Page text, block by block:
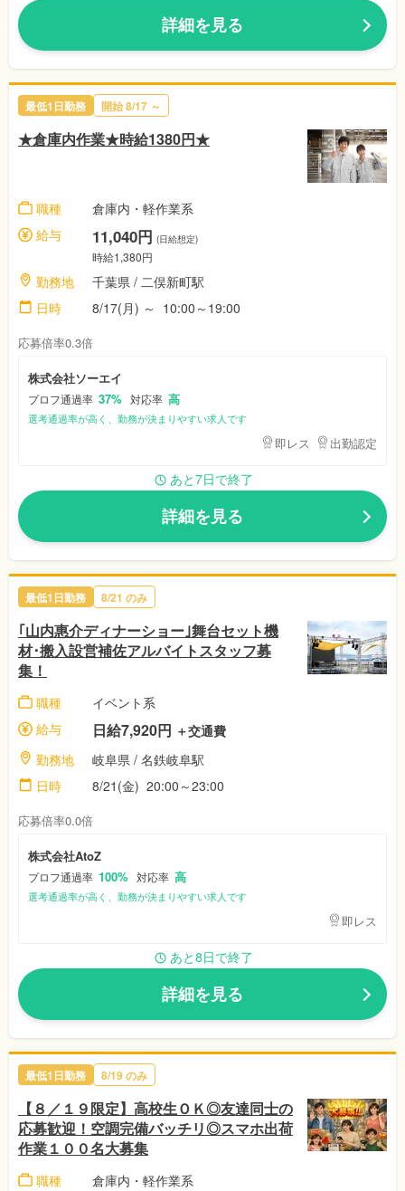
詳細を見る
最低1日勤務 開始8/17 ～
★倉庫内作業★時給1380円★
職種
倉庫内・軽作業系
給与
11,040円 (日給想定)
時給1,380円
勤務地 千葉県 / 二俣新町駅
日時
8/17(月) ～ 10:00～19:00
応募倍率0.3倍
株式会社ソーエイ
プロフ通過率 37% 対応率 高
選考通過率が高く、勤務が決まりやすい求人です
即レス 出勤認定
あと7日で終了
詳細を見る
最低1日勤務 8/21 のみ
｢山内惠介ディナーショー｣舞台セット機
材･搬入設営補佐アルバイトスタッフ募
集！
職種
イベント系
給与
日給7,920円 ＋交通費
勤務地
岐阜県 / 名鉄岐阜駅
日時
8/21(金) 20:00～23:00
応募倍率0.0倍
株式会社AtoZ
プロフ通過率 100% 対応率 高
選考通過率が高く、勤務が決まりやすい求人です
即レス
あと8日で終了
詳細を見る
最低1日勤務 8/19のみ
【８／１９限定】高校生ＯＫ◎友達同士の
応募歓迎！空調完備バッチリ◎スマホ出荷
作業１００名大募集
職種
倉庫内・軽作業系